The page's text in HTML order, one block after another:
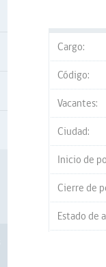
Cargo:
Código:
Vacantes:
Ciudad:
Inicio de
Cierre de
Estado de